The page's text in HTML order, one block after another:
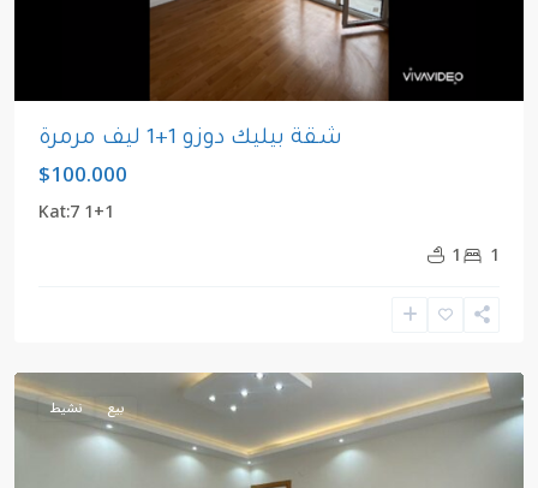
شقة بيليك دوزو 1+1 ليف مرمرة
$100.000
1+1 Kat:7
1
1
بيليك
بيع نشيط